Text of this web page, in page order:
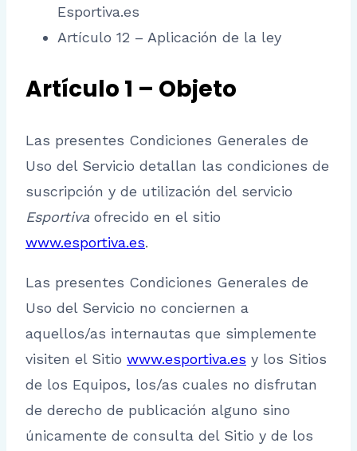
Esportiva.es
Artículo 12 – Aplicación de la ley
Artículo 1 – Objeto
Las presentes Condiciones Generales de
Uso del Servicio detallan las condiciones de
suscripción y de utilización del servicio
Esportiva ofrecido en el sitio
www.esportiva.es.
Las presentes Condiciones Generales de
Uso del Servicio no conciernen a
aquellos/as internautas que simplemente
visiten el Sitio www.esportiva.es y los Sitios
de los Equipos, los/as cuales no disfrutan
de derecho de publicación alguno sino
únicamente de consulta del Sitio y de los